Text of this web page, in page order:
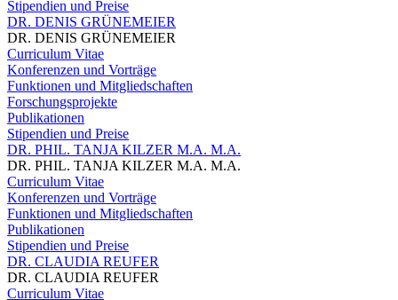
Stipendien und Preise
DR. DENIS GRÜNEMEIER
DR. DENIS GRÜNEMEIER
Curriculum Vitae
Konferenzen und Vorträge
Funktionen und Mitgliedschaften
Forschungsprojekte
Publikationen
Stipendien und Preise
DR. PHIL. TANJA KILZER M.A. M.A.
DR. PHIL. TANJA KILZER M.A. M.A.
Curriculum Vitae
Konferenzen und Vorträge
Funktionen und Mitgliedschaften
Publikationen
Stipendien und Preise
DR. CLAUDIA REUFER
DR. CLAUDIA REUFER
Curriculum Vitae